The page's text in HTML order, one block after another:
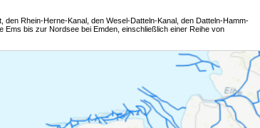
den Rhein-Herne-Kanal, den Wesel-Datteln-Kanal, den Datteln-Hamm-
Ems bis zur Nordsee bei Emden, einschließlich einer Reihe von